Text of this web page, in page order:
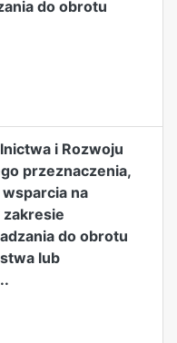
do obrotu
i Rozwoju
przeznaczenia,
na
zakresie
do obrotu
lub